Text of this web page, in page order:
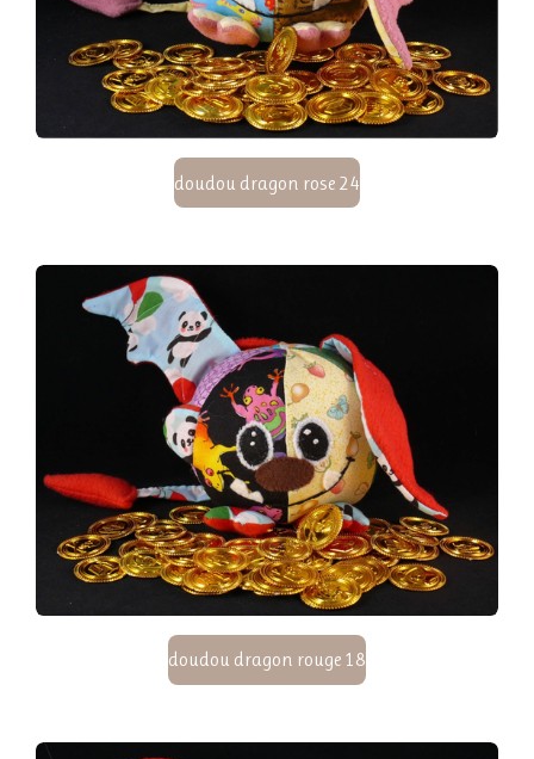
doudou dragon rose 24
doudou dragon rouge 18